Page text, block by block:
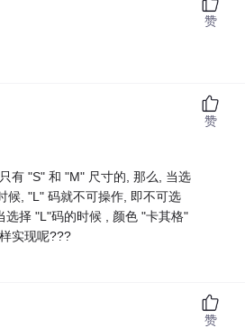
赞
有 "S" 和 "M" 尺寸的, 那么, 当选
候, "L" 码就不可操作, 即不可选
选择 "L"码的时候 , 颜色 "卡其格"
实现呢???
赞
赞